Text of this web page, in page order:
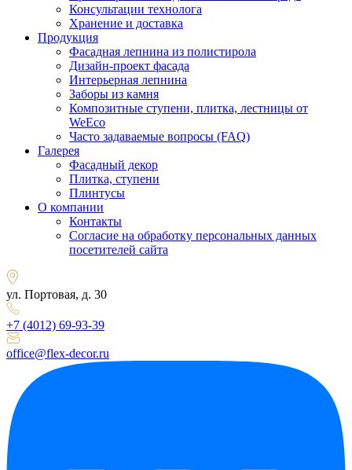
Консультации технолога
Хранение и доставка
Продукция
Фасадная лепнина из полистирола
Дизайн-проект фасада
Интерьерная лепнина
Заборы из камня
Композитные ступени, плитка, лестницы от
WeEco
Часто задаваемые вопросы (FAQ)
Галерея
Фасадный декор
Плитка, ступени
Плинтусы
О компании
Контакты
Согласие на обработку персональных данных
посетителей сайта
ул. Портовая, д. 30
+7 (4012) 69-93-39
office@flex-decor.ru